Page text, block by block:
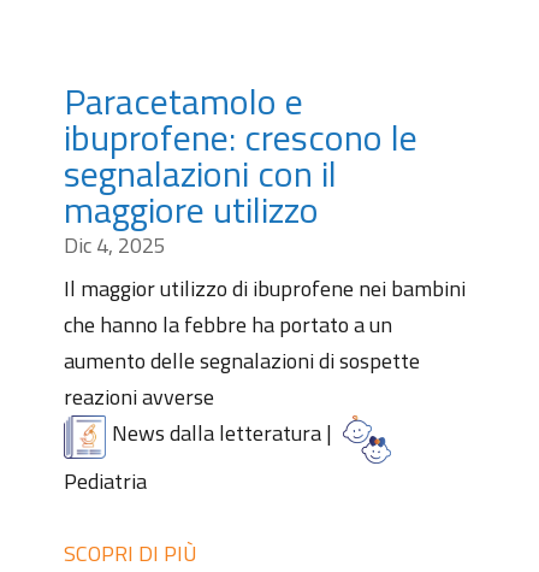
Paracetamolo e
ibuprofene: crescono le
segnalazioni con il
maggiore utilizzo
Dic 4, 2025
Il maggior utilizzo di ibuprofene nei bambini
che hanno la febbre ha portato a un
aumento delle segnalazioni di sospette
reazioni avverse
News dalla letteratura|
Pediatria
SCOPRI DI PIÙ